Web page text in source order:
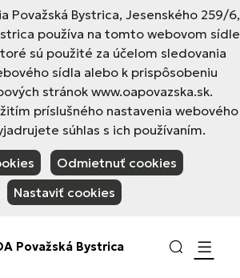
Považská Bystrica, Jesenského 259/6,
používa na tomto webovom sídle
sú použité za účelom sledovania
sídla alebo k prispôsobeniu
stránok www.oapovazska.sk.
príslušného nastavenia webového
súhlas s ich používaním.
Odmietnuť cookies
Nastaviť cookies
Považská Bystrica